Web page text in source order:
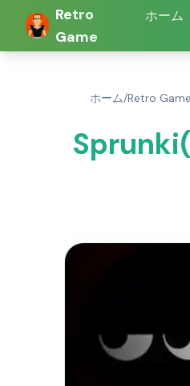
Retro
Game
ホーム
ホーム/Retro